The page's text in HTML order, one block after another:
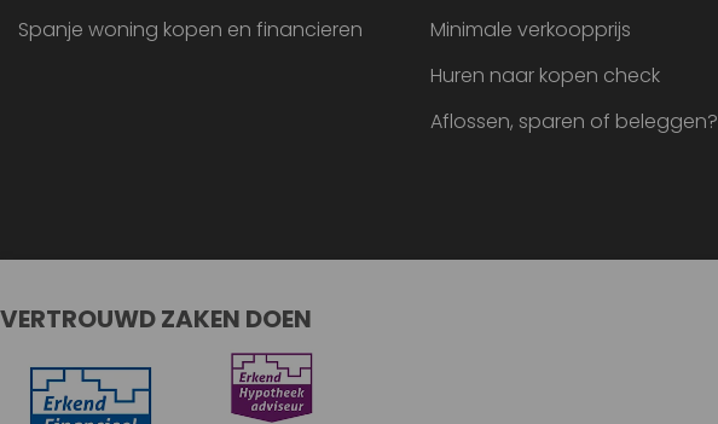
Spanje woning kopen en financieren
Minimale verkoopprijs
Huren naar kopen check
Aflossen, sparen of beleggen?
VERTROUWD ZAKEN DOEN